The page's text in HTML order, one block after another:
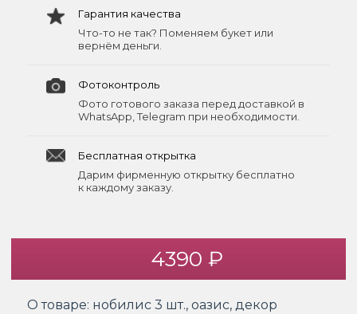
Гарантия качества
Что-то не так? Поменяем букет или
вернём деньги.
Фотоконтроль
Фото готового заказа перед доставкой в
WhatsApp, Telegram при необходимости.
Бесплатная открытка
Дарим фирменную открытку бесплатно
к каждому заказу.
4390 ₽
О товаре: нобилис 3 шт., оазис, декор